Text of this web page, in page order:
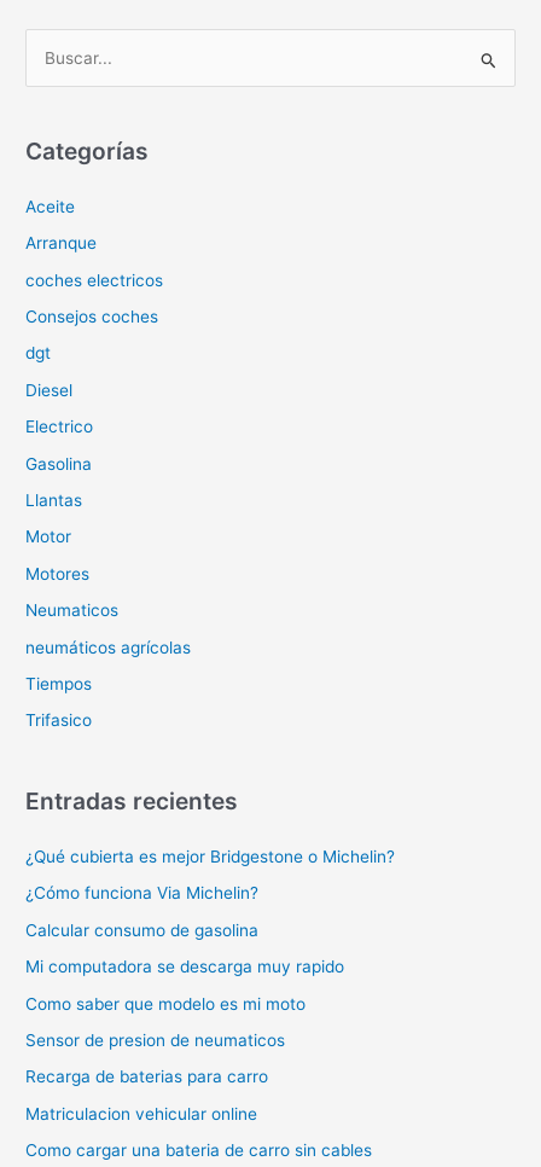
c
r
p
o
Categorías
Aceite
Arranque
coches electricos
Consejos coches
dgt
Diesel
Electrico
Gasolina
Llantas
Motor
Motores
Neumaticos
neumáticos agrícolas
Tiempos
Trifasico
Entradas recientes
¿Qué cubierta es mejor Bridgestone o Michelin?
¿Cómo funciona Via Michelin?
Calcular consumo de gasolina
Mi computadora se descarga muy rapido
Como saber que modelo es mi moto
Sensor de presion de neumaticos
Recarga de baterias para carro
Matriculacion vehicular online
Como cargar una bateria de carro sin cables